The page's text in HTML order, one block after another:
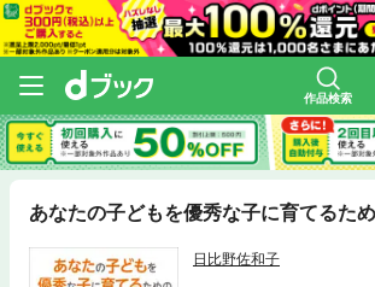
作品検索
あなたの子どもを優秀な子に育てるた
日比野佐和子